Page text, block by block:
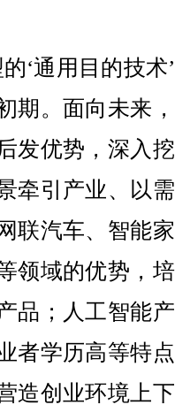
通用目的技术
期。面向未来
发优势，深入
牵引产业、以
联汽车、智能
领域的优势，
品；人工智能
者学历高等特
造创业环境上